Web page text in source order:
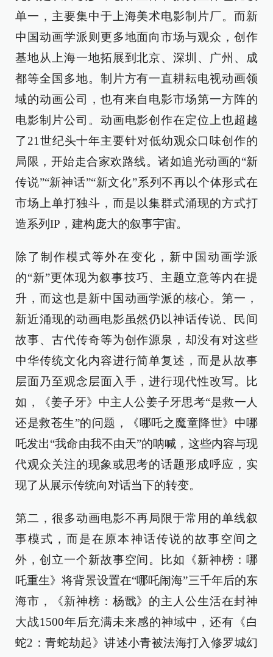
单一，主要集中于上海美术电影制片厂。而新
中国动画学派则更多地面向市场与观众，创作
基地从上海一地拓展到北京、深圳、广州、成
都等全国多地。制片方有一直耕耘电视动画领
域的动画公司，也有来自电影市场第一方阵的
电影制片公司。动画电影创作在定位上也超越
了21世纪头十年主要针对低幼观众口味创作的
局限，开始走合家欢路线。诸如追光动画的“新
传说”“新神话”“新文化”系列不再以个体形式在
市场上单打独斗，而是以集群式涌现的方式打
造系列IP，建构庞大的叙事宇宙。
除了制作模式等外在变化，新中国动画学派
的“新”更体现为叙事技巧、主题立意等内在提
升，而这也是新中国动画学派的核心。第一，
新近涌现的动画电影虽然仍以神话传说、民间
故事、古代传奇等为创作源泉，却没有对这些
中华传统文化内容进行简单复述，而是从故事
层面乃至观念层面入手，进行现代性改写。比
如，《姜子牙》中主人公姜子牙思考“是救一人
还是救苍生”的问题，《哪吒之魔童降世》中哪
吒发出“我命由我不由天”的呐喊，这些内容与现
代观众关注的现象或思考的话题形成呼应，实
现了从展示传统向对话当下的转变。
第二，很多动画电影不再局限于常用的单线叙
事模式，而是在原本神话传说的故事空间之
外，创立一个新故事空间。比如《新神榜：哪
吒重生》将背景设置在“哪吒闹海”三千年后的东
海市，《新神榜：杨戬》的主人公生活在封神
大战1500年后充满未来感的神域中，还有《白
蛇2：青蛇劫起》讲述小青被法海打入修罗城幻